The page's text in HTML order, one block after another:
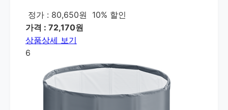
정가 : 80,650원
10% 할인
가격 : 72,170원
상품상세 보기
6